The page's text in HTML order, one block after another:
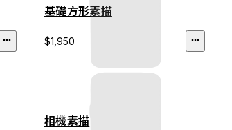
基礎方形素描
$1,950
相機素描